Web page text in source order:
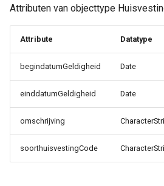
Attributen van objecttype
Attribute Datatype
begindatumGeldigheid Date
einddatumGeldigheid Date
omschrijving
soorthuisvestingCode